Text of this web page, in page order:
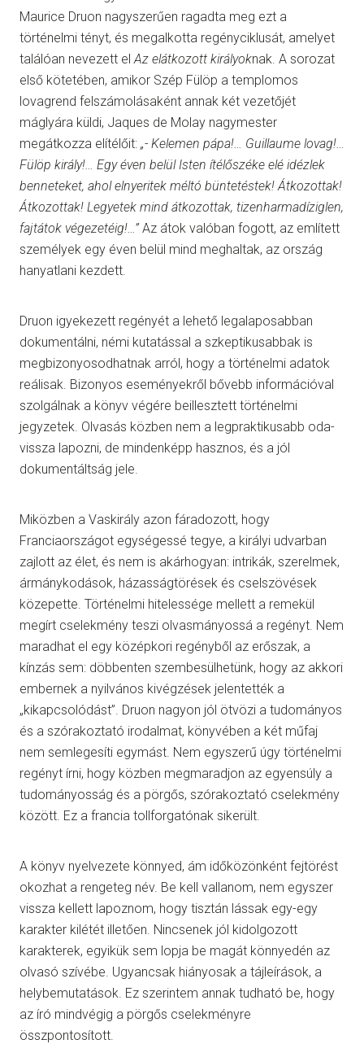
Maurice Druon nagyszerűen ragadta meg ezt a
történelmi tényt, és megalkotta regényciklusát, amelyet
találóan nevezett el Az elátkozott királyoknak. A sorozat
első kötetében, amikor Szép Fülöp a templomos
lovagrend felszámolásaként annak két vezetőjét
máglyára küldi, Jaques de Molay nagymester
megátkozza elítélőit: „- Kelemen pápa!… Guillaume lovag!…
Fülöp király!… Egy éven belül Isten ítélőszéke elé idézlek
benneteket, ahol elnyeritek méltó büntetéstek! Átkozottak!
Átkozottak! Legyetek mind átkozottak, tizenharmadíziglen,
fajtátok végezetéig!…”Az átok valóban fogott, az említett
személyek egy éven belül mind meghaltak, az ország
hanyatlani kezdett.
Druon igyekezett regényét a lehető legalaposabban
dokumentálni, némi kutatással a szkeptikusabbak is
megbizonyosodhatnak arról, hogy a történelmi adatok
reálisak. Bizonyos eseményekről bővebb információval
szolgálnak a könyv végére beillesztett történelmi
jegyzetek. Olvasás közben nem a legpraktikusabb oda-
vissza lapozni, de mindenképp hasznos, és a jól
dokumentáltság jele.
Miközben a Vaskirály azon fáradozott, hogy
Franciaországot egységessé tegye, a királyi udvarban
zajlott az élet, és nem is akárhogyan: intrikák, szerelmek,
ármánykodások, házasságtörések és cselszövések
közepette. Történelmi hitelessége mellett a remekül
megírt cselekmény teszi olvasmányossá a regényt. Nem
maradhat el egy középkori regényből az erőszak, a
kínzás sem: döbbenten szembesülhetünk, hogy az akkori
embernek a nyilvános kivégzések jelentették a
„kikapcsolódást”. Druon nagyon jól ötvözi a tudományos
és a szórakoztató irodalmat, könyvében a két műfaj
nem semlegesíti egymást. Nem egyszerű úgy történelmi
regényt írni, hogy közben megmaradjon az egyensúly a
tudományosság és a pörgős, szórakoztató cselekmény
között. Ez a francia tollforgatónak sikerült.
A könyv nyelvezete könnyed, ám időközönként fejtörést
okozhat a rengeteg név. Be kell vallanom, nem egyszer
vissza kellett lapoznom, hogy tisztán lássak egy-egy
karakter kilétét illetően. Nincsenek jól kidolgozott
karakterek, egyikük sem lopja be magát könnyedén az
olvasó szívébe. Ugyancsak hiányosak a tájleírások, a
helybemutatások. Ez szerintem annak tudható be, hogy
az író mindvégig a pörgős cselekményre
összpontosított.